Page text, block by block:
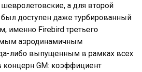
а для второй
был доступен даже турбированный
именно Firebird третьего
аэродинамичным
либо выпущенным в рамках всех
концерн GM: коэффициент